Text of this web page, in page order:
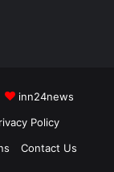
inn24news
Policy
Contact Us